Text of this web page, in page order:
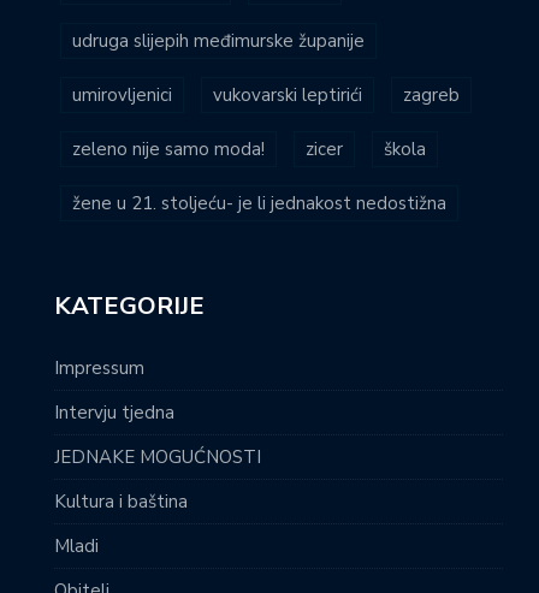
udruga slijepih međimurske županije
umirovljenici vukovarski leptirići zagreb
zeleno nije samo moda! zicer škola
žene u 21. stoljeću- je li jednakost nedostižna
KATEGORIJE
Impressum
Intervju tjedna
JEDNAKE MOGUĆNOSTI
Kultura i baština
Mladi